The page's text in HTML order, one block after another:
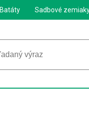
Batáty Sadbové